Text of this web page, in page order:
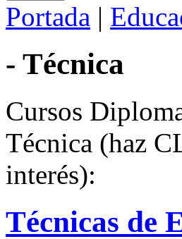
Portada |
- Técnica
Cursos
Técnica (haz
interés):
Técnicas de